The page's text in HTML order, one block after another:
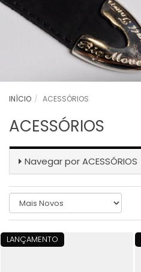
INÍCIO ACESSÓRIOS
ACESSÓRIOS
Navegar porACESSÓRIOS
LANÇAMENTO